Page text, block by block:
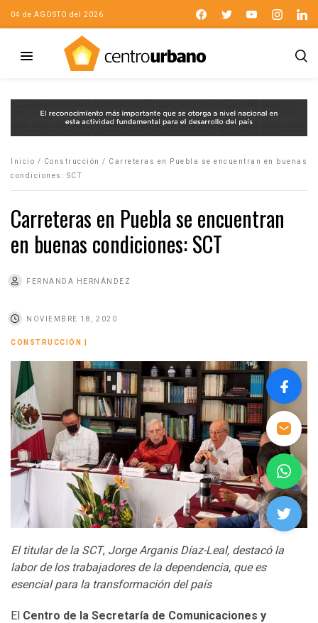
04 de AGOSTO del 2026
Inicio / Construcción / Carreteras en Puebla se encuentran en buenas
condiciones: SCT
Carreteras en Puebla se encuentran
en buenas condiciones: SCT
FERNANDA HERNÁNDEZ
NOVIEMBRE 18, 2020
CONSTRUCCIÓN
El titular de la SCT, Jorge Arganis Díaz-Leal, destacó la
labor de los trabajadores de la dependencia, que es
esencial para la transformación del país
El Centro de la Secretaría de Comunicaciones y